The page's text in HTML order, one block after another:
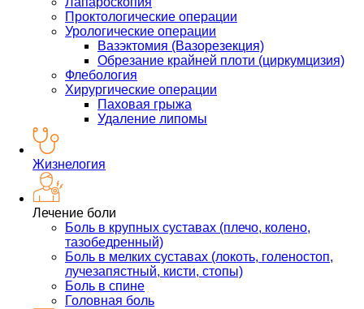
Проктологические операции
Урологические операции
Вазэктомия (Вазорезекция)
Обрезание крайней плоти (циркумцизия)
Флебология
Хирургические операции
Паховая грыжа
Удаление липомы
Жизнелогия
Лечение боли
Боль в крупных суставах (плечо, колено,
тазобедренный)
Боль в мелких суставах (локоть, голеностоп,
лучезапястный, кисти, стопы)
Боль в спине
Головная боль